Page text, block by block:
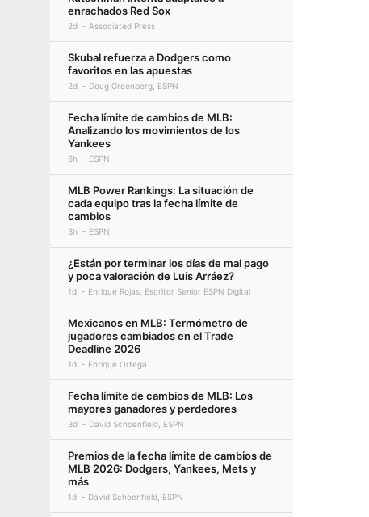
enrachados Red Sox
2d Associated Press
Skubal refuerza a Dodgers como
favoritos en las apuestas
2d Doug Greenberg, ESPN
Fecha límite de cambios de MLB:
Analizando los movimientos de los
Yankees
6h ESPN
MLB Power Rankings: La situación de
cada equipo tras la fecha límite de
cambios
3h ESPN
¿Están por terminar los días de mal pago
y poca valoración de Luis Arráez?
1d Enrique Rojas, Escritor Senior ESPN Digital
Mexicanos en MLB: Termómetro de
jugadores cambiados en el Trade
Deadline 2026
1d Enrique Ortega
Fecha límite de cambios de MLB: Los
mayores ganadores y perdedores
3d David Schoenfield, ESPN
Premios de la fecha límite de cambios de
MLB 2026: Dodgers, Yankees, Mets y
más
1d David Schoenfield, ESPN